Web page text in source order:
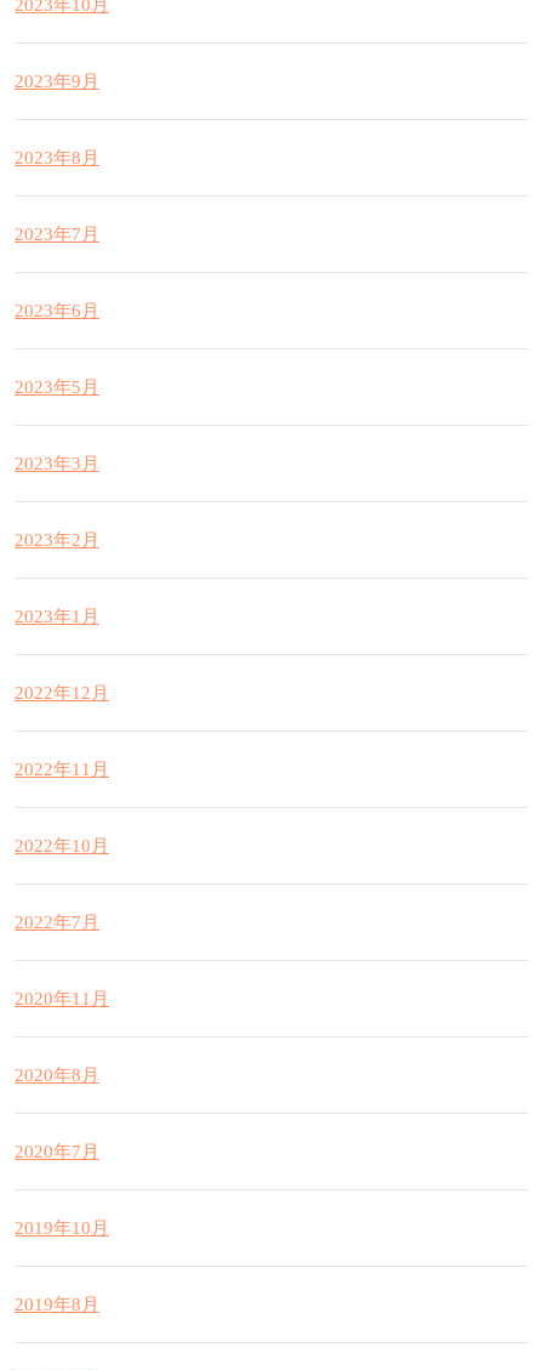
2023年10月
2023年9月
2023年8月
2023年7月
2023年6月
2023年5月
2023年3月
2023年2月
2023年1月
2022年12月
2022年11月
2022年10月
2022年7月
2020年11月
2020年8月
2020年7月
2019年10月
2019年8月